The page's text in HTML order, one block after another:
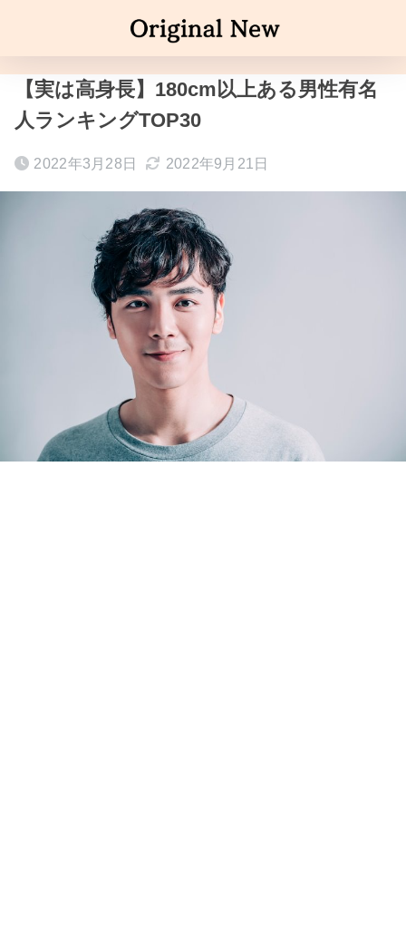
【実は高身長】180cm以上ある男性有名
人ランキングTOP30
2022年3月28日 2022年9月21日